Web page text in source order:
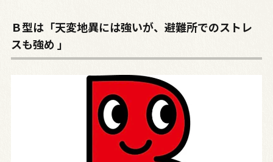
Ｂ型は「天変地異には強いが、避難所でのストレ
スも強め 」